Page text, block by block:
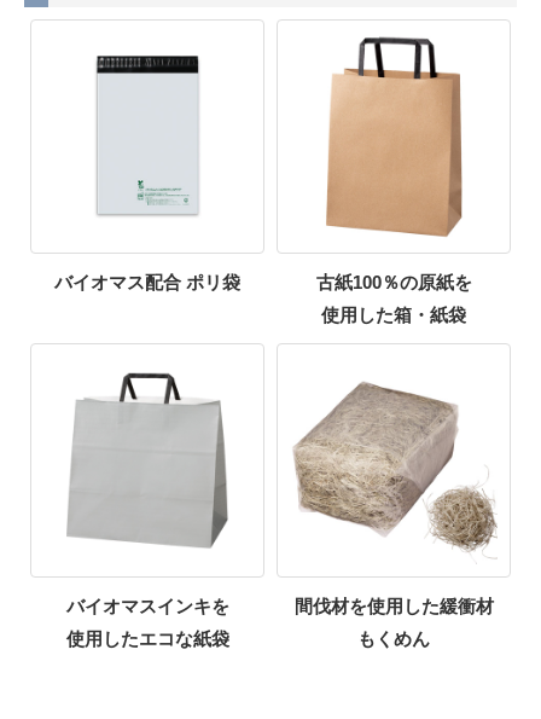
バイオマス配合 ポリ袋
古紙100％の原紙を
使用した箱・紙袋
バイオマスインキを
使用したエコな紙袋
間伐材を使用した緩衝材
もくめん